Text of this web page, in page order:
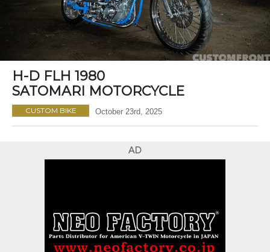
H-D FLH 1980
SATOMARI MOTORCYCLE
CUSTOM BIKE October 23rd, 2025
AD